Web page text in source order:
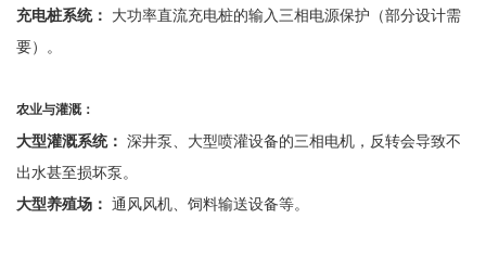
充电桩系统：
大功率直流充电桩的输入三相电源保护（部分设计需
要）。
农业与灌溉：
大型灌溉系统： 深井泵、大型喷灌设备的三相电机，反转会导致不
出水甚至损坏泵。
大型养殖场： 通风风机、饲料输送设备等。